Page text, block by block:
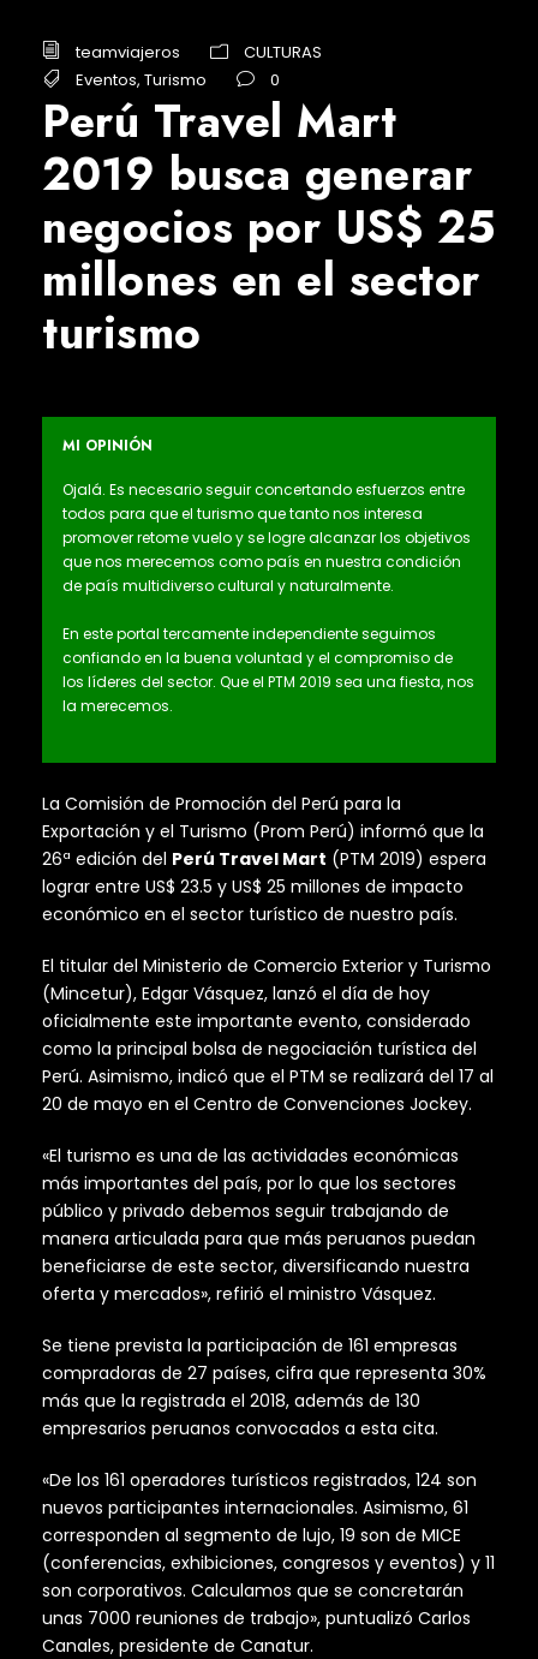
teamviajeros
CULTURAS
Eventos, Turismo 0
Perú Travel Mart
2019 busca generar
negocios por US$ 25
millones en el sector
turismo
MI OPINIÓN
Ojalá. Es necesario seguir concertando esfuerzos entre
todos para que el turismo que tanto nos interesa
promover retome vuelo y se logre alcanzar los objetivos
que nos merecemos como país en nuestra condición
de país multidiverso cultural y naturalmente.
En este portal tercamente independiente seguimos
confiando en la buena voluntad y el compromiso de
los líderes del sector. Que el PTM 2019 sea una fiesta, nos
la merecemos.
La Comisión de Promoción del Perú para la
Exportación y el Turismo (Prom Perú) informó que la
26ª edición del Perú Travel Mart (PTM 2019) espera
lograr entre US$ 23.5 y US$ 25 millones de impacto
económico en el sector turístico de nuestro país.
El titular del Ministerio de Comercio Exterior y Turismo
(Mincetur), Edgar Vásquez, lanzó el día de hoy
oficialmente este importante evento, considerado
como la principal bolsa de negociación turística del
Perú. Asimismo, indicó que el PTM se realizará del 17 al
20 de mayo en el Centro de Convenciones Jockey.
«El turismo es una de las actividades económicas
más importantes del país, por lo que los sectores
público y privado debemos seguir trabajando de
manera articulada para que más peruanos puedan
beneficiarse de este sector, diversificando nuestra
oferta y mercados», refirió el ministro Vásquez.
Se tiene prevista la participación de 161 empresas
compradoras de 27 países, cifra que representa 30%
más que la registrada el 2018, además de 130
empresarios peruanos convocados a esta cita.
«De los 161 operadores turísticos registrados, 124 son
nuevos participantes internacionales. Asimismo, 61
corresponden al segmento de lujo, 19 son de MICE
(conferencias, exhibiciones, congresos y eventos) y 11
son corporativos. Calculamos que se concretarán
unas 7000 reuniones de trabajo», puntualizó Carlos
Canales, presidente de Canatur.